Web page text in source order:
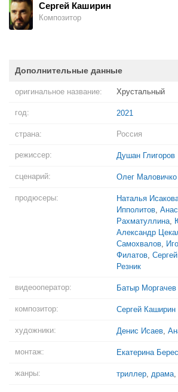
Сергей Каширин
Композитор
Дополнительные данные
оригинальное название: Хрустальный
год: 2021
страна: Россия
режиссер: Душан Глигоров
сценарий: Олег Маловичко
продюсеры: Наталья
Ипполитов,
Рахматуллина,
Александр
Самохвалов,
Филатов,
Резник
видеооператор: Батыр Моргачев
композитор: Сергей Каширин
художники: Денис Исаев,
монтаж: Екатерина
жанры: триллер, драма,